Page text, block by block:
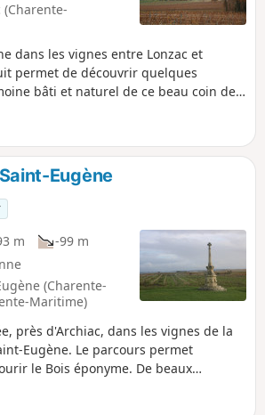
(Charente-
dans les vignes entre Lonzac et
permet de découvrir quelques
bâti et naturel de ce beau coin de
Eugène
m
-99 m
(Charente-
Maritime)
près d'Archiac, dans les vignes de la
Eugène. Le parcours permet
le Bois éponyme. De beaux